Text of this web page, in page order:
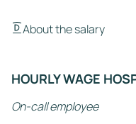
About the salary
HOURLY WAGE
On-call employee